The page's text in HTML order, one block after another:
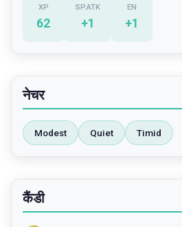
XP
62
SP.ATK
+1
EN
+1
नेचर
Modest Quiet Timid
कैंडी